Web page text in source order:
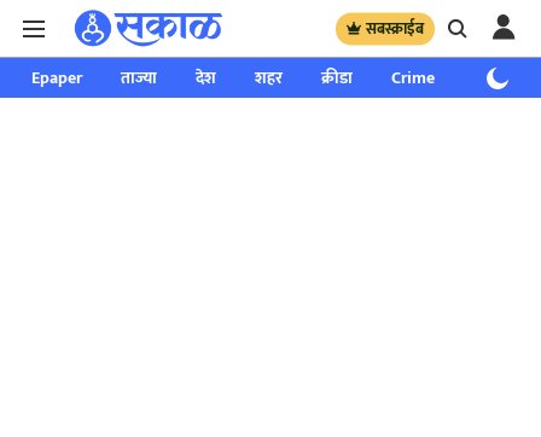
सबस्क्राईब
Epaper ताज्या देश शहर क्रीडा Crime साप्ताहिक